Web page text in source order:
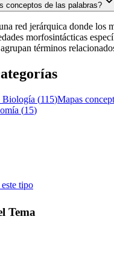
conceptos de las palabras?
red jerárquica donde los
morfosintácticas
términos
Biología (115)Mapas
(15)
tipo
Tema